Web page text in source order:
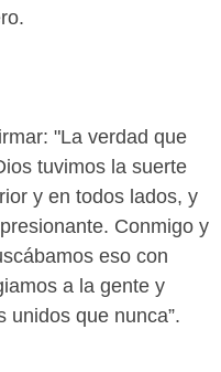
"La verdad que
tuvimos la suerte
y en todos lados, y
Conmigo y
eso con
a la gente y
unidos que nunca”.